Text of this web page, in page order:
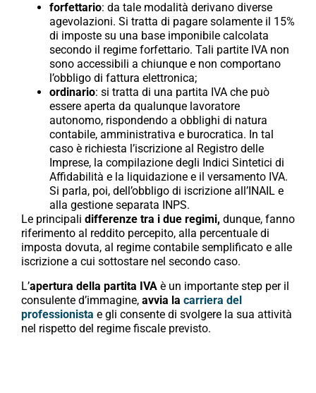
forfettario: da tale modalità derivano diverse
agevolazioni. Si tratta di pagare solamente il 15%
di imposte su una base imponibile calcolata
secondo il regime forfettario. Tali partite IVA non
sono accessibili a chiunque e non comportano
l’obbligo di fattura elettronica;
ordinario: si tratta di una partita IVA che può
essere aperta da qualunque lavoratore
autonomo, rispondendo a obblighi di natura
contabile, amministrativa e burocratica. In tal
caso è richiesta l’iscrizione al Registro delle
Imprese, la compilazione degli Indici Sintetici di
Affidabilità e la liquidazione e il versamento IVA.
Si parla, poi, dell’obbligo di iscrizione all’INAIL e
alla gestione separata INPS.
Le principali differenze tra i due regimi, dunque, fanno
riferimento al reddito percepito, alla percentuale di
imposta dovuta, al regime contabile semplificato e alle
iscrizione a cui sottostare nel secondo caso.
L’apertura della partita IVA è un importante step per il
consulente d’immagine, avvia la carriera del
professionista e gli consente di svolgere la sua attività
nel rispetto del regime fiscale previsto.